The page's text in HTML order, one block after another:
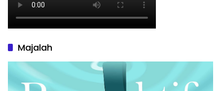
Majalah